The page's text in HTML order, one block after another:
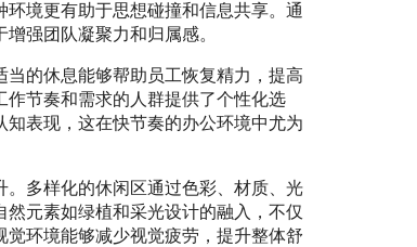
境更有助于思想碰撞和信息共享。通
强团队凝聚力和归属感。
的休息能够帮助员工恢复精力，提高
节奏和需求的人群提供了个性化选
表现，这在快节奏的办公环境中尤为
多样化的休闲区通过色彩、材质、光
元素如绿植和采光设计的融入，不仅
环境能够减少视觉疲劳，提升整体舒